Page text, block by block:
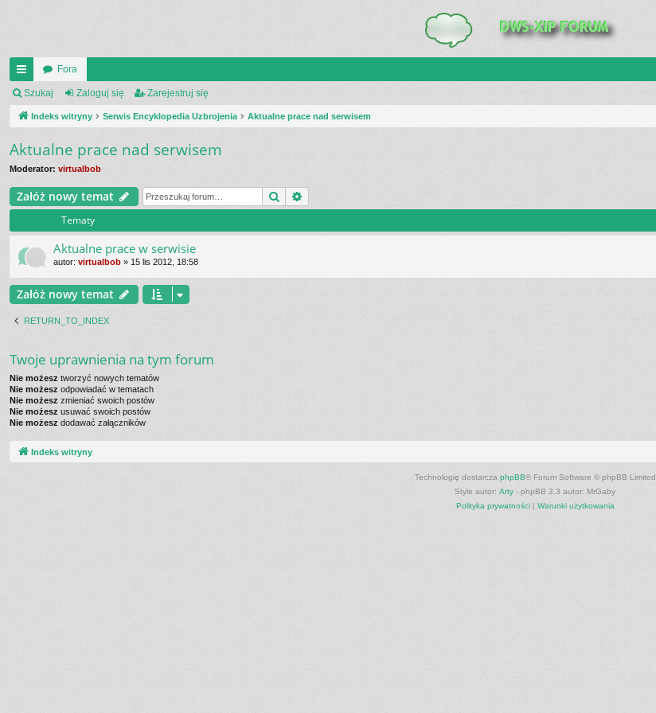
UI
C
K
_L
IN
K
S
Fora
Szukaj Zaloguj się Zarejestruj się
Indeks witryny Serwis Encyklopedia Uzbrojenia Aktualne prace nad serwisem
Aktualne prace nad serwisem
Moderator: virtualbob
Załóż nowy temat Szukaj
Tematy
Aktualne prace w serwisie
autor: virtualbob » 15 lis 2012, 18:58
Załóż nowy temat
RETURN_TO_INDEX
Twoje uprawnienia na tym forum
Nie możesz tworzyć nowych tematów
Nie możesz odpowiadać w tematach
Nie możesz zmieniać swoich postów
Nie możesz usuwać swoich postów
Nie możesz dodawać załączników
Indeks witryny
Technologię dostarcza phpBB® Forum Software © phpBB Limited
Style autor: Arty - phpBB 3.3 autor: MrGaby
Polityka prywatności| Warunki użytkowania